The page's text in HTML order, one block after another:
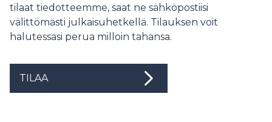
tilaat tiedotteemme, saat ne sähköpostiisi
välittömästi julkaisuhetkellä. Tilauksen voit
halutessasi perua milloin tahansa.
TILAA